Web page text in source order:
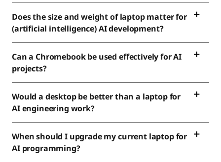
Does the size and weight of laptop matter for
(artificial intelligence) AI development?
Can a Chromebook be used effectively for AI
projects?
Would a desktop be better than a laptop for
AI engineering work?
When should I upgrade my current laptop for
AI programming?